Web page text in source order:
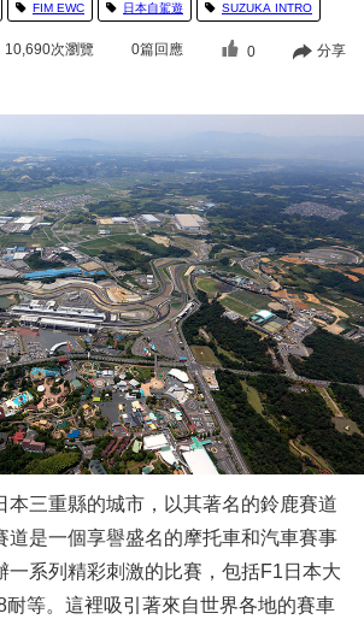
FIM EWC 日本自駕遊 SUZUKA INTRO
10,690次瀏覽 0篇回應 0 分享
本三重縣的城市，以其著名的鈴鹿賽道
道是一個享譽盛名的摩托車和汽車賽事
一系列精彩刺激的比賽，包括F1日本大
耐等。這裡吸引著來自世界各地的賽車